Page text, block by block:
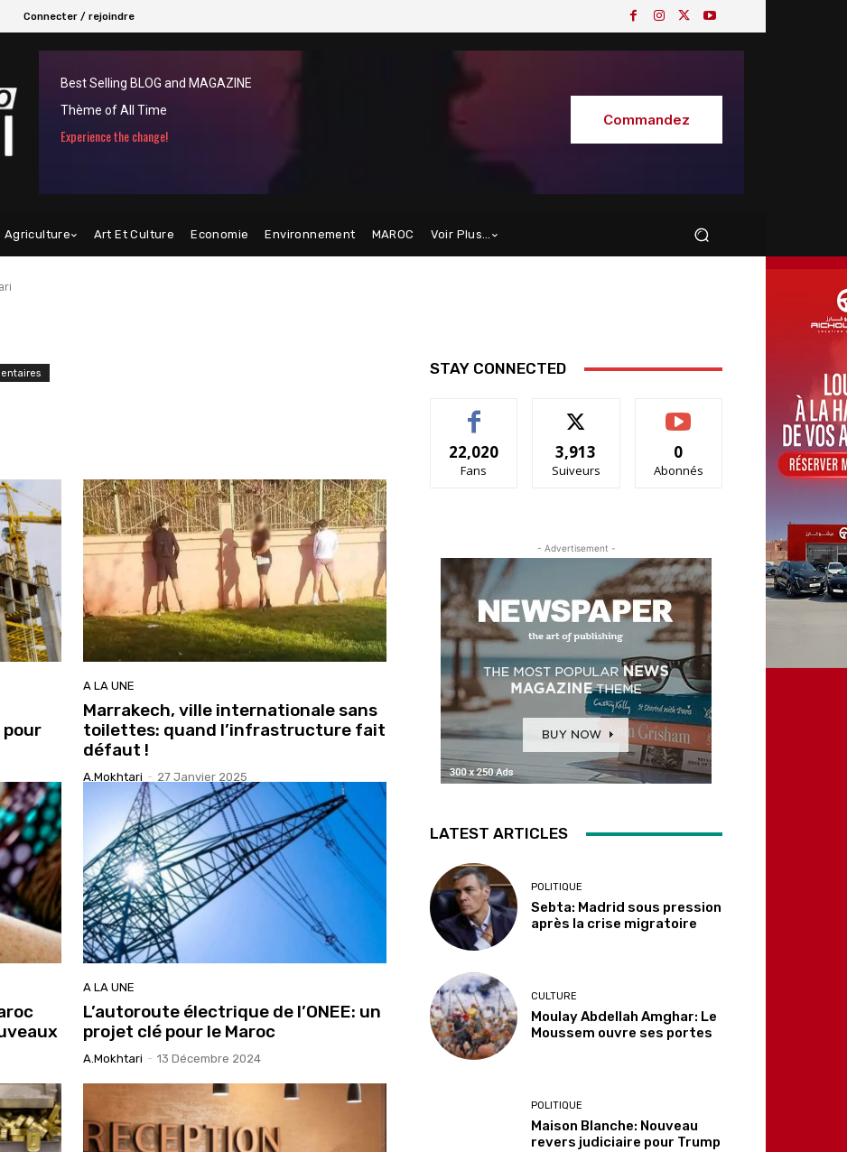
Connecter / rejoindre
Best Selling BLOG and MAGAZINE
Thème of All Time
Experience the change!
Commandez
Agriculture Art Et Culture Economie Environnement MAROC Voir Plus…
A LA UNE
Marrakech, ville internationale sans
toilettes: quand l’infrastructure fait
défaut !
A.Mokhtari - 27 Janvier 2025
A LA UNE
L’autoroute électrique de l’ONEE: un
projet clé pour le Maroc
A.Mokhtari - 13 Décembre 2024
STAY CONNECTED
22,020
Fans
3,913
Suiveurs
0
Abonnés
- Advertisement -
LATEST ARTICLES
POLITIQUE
Sebta: Madrid sous pression
après la crise migratoire
CULTURE
Moulay Abdellah Amghar: Le
Moussem ouvre ses portes
POLITIQUE
Maison Blanche: Nouveau
revers judiciaire pour Trump